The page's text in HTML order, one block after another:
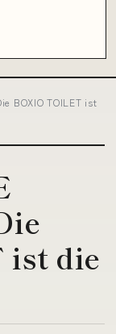
BOXIO TOILET ist
ist die